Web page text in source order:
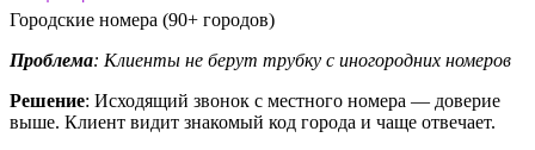
Городские номера (90+ городов)
Проблема: Клиенты не берут трубку с иногородних номеров
Решение: Исходящий звонок с местного номера — доверие
выше. Клиент видит знакомый код города и чаще отвечает.